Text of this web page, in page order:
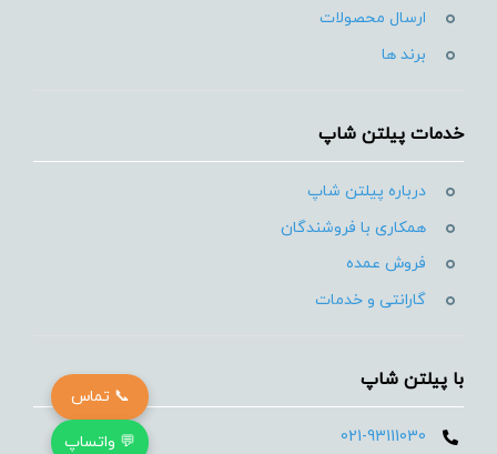
ارسال محصولات
برند ها
خدمات پیلتن شاپ
درباره پیلتن شاپ
همکاری با فروشندگان
فروش عمده
گارانتی و خدمات
با پیلتن شاپ
021-93111030
📞 تماس
💬 واتساپ